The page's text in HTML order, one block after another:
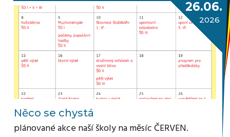
26.06.
2026
Něco se chystá
plánované akce naší školy na měsíc ČERVEN.